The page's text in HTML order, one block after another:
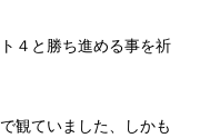
４と勝ち進める事を祈
観ていました、しかも